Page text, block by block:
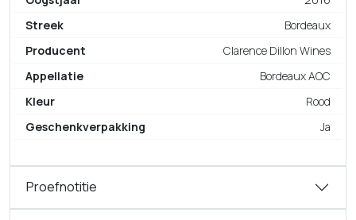
Streek
Bordeaux
Producent
Clarence Dillon Wines
Appellatie
Bordeaux AOC
Kleur
Rood
Geschenkverpakking
Ja
Proefnotitie